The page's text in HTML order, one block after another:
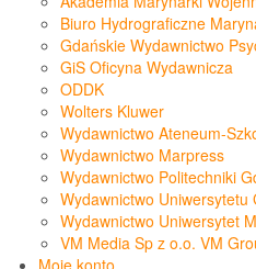
Biuro Hydrograficzne
Gdańskie Wydawnictwo
GiS Oficyna Wydawnicza
ODDK
Wolters Kluwer
Wydawnictwo Ateneum-
Wydawnictwo Marpress
Wydawnictwo Politechniki
Wydawnictwo Uniwersytetu
Wydawnictwo Uniwersytet
VM Media Sp z o.o. VM